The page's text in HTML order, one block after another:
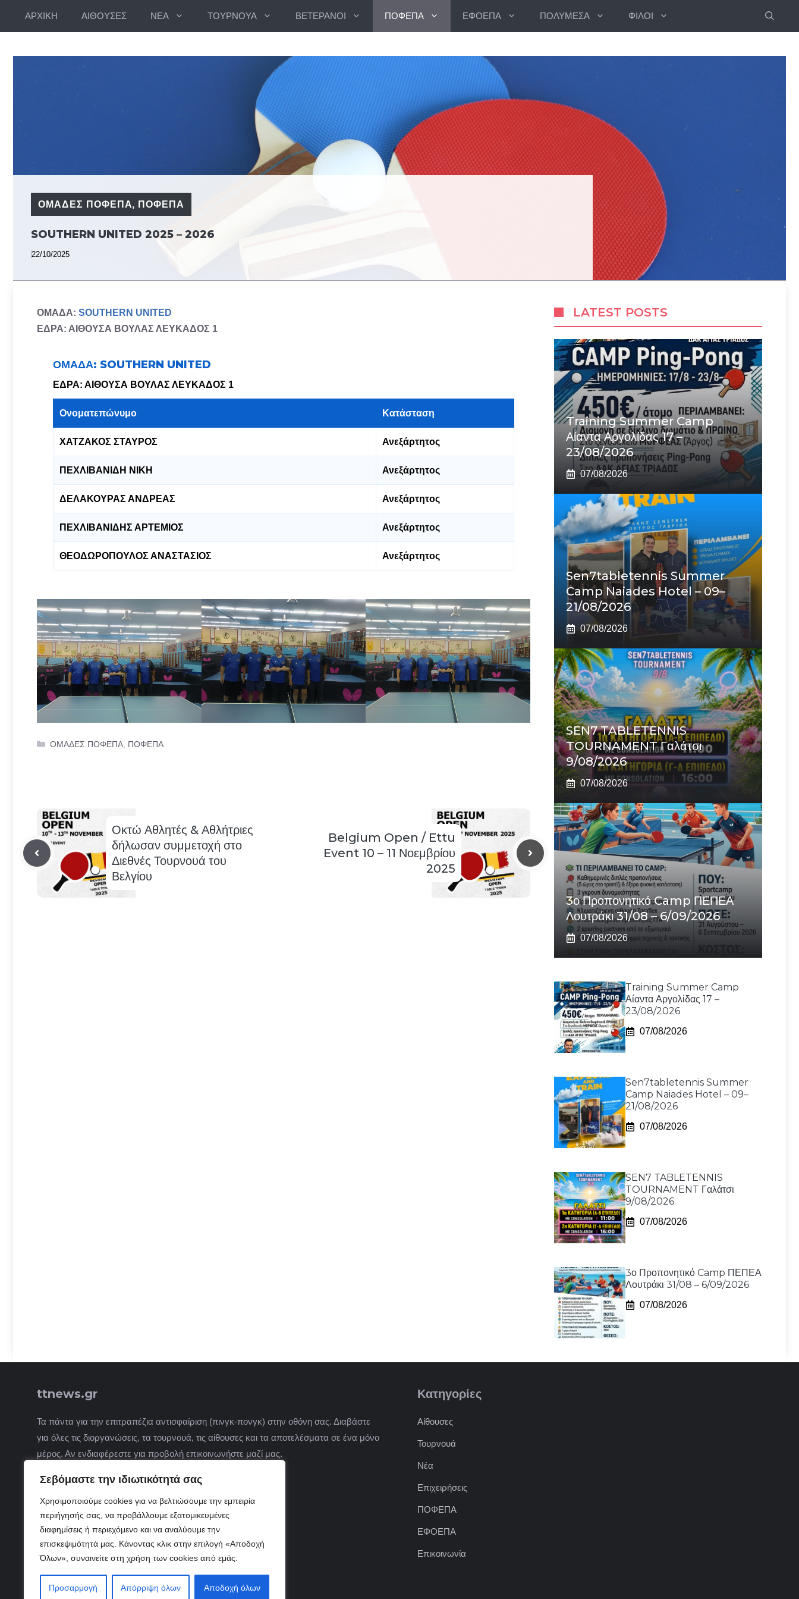
Σεβόμαστε την ιδιωτικότητά σας
Χρησιμοποιούμε cookies για να βελτιώσουμε την εμπειρία
περιήγησής σας, να προβάλλουμε εξατομικευμένες
διαφημίσεις ή περιεχόμενο και να αναλύουμε την
επισκεψιμότητά μας. Κάνοντας κλικ στην επιλογή «Αποδοχή
Όλων», συναινείτε στη χρήση των cookies από εμάς.
Προσαρμογή Απόρριψη όλων Αποδοχή όλων
ΑΡΧΙΚΗ ΑΙΘΟΥΣΕΣ ΝΕΑ ΤΟΥΡΝΟΥΑ ΒΕΤΕΡΑΝΟΙ ΠΟΦΕΠΑ ΕΦΟΕΠΑ ΠΟΛΥΜΕΣΑ ΦΙΛΟΙ
ΟΜΑΔΕΣ ΠΟΦΕΠΑ, ΠΟΦΕΠΑ
SOUTHERN UNITED 2025 – 2026
22/10/2025
ΟΜΑΔΑ: SOUTHERN UNITED
ΕΔΡΑ: ΑΙΘΟΥΣΑ ΒΟΥΛΑΣ ΛΕΥΚΑΔΟΣ 1
ΟΜΑΔΑ: SOUTHERN UNITED
ΕΔΡΑ: ΑΙΘΟΥΣΑ ΒΟΥΛΑΣ ΛΕΥΚΑΔΟΣ 1
Ονοματεπώνυμο Κατάσταση
ΧΑΤΖΑΚΟΣ ΣΤΑΥΡΟΣ Ανεξάρτητος
ΠΕΧΛΙΒΑΝΙΔΗ ΝΙΚΗ Ανεξάρτητος
ΔΕΛΑΚΟΥΡΑΣ ΑΝΔΡΕΑΣ Ανεξάρτητος
ΠΕΧΛΙΒΑΝΙΔΗΣ ΑΡΤΕΜΙΟΣ Ανεξάρτητος
ΘΕΟΔΩΡΟΠΟΥΛΟΣ ΑΝΑΣΤΑΣΙΟΣ Ανεξάρτητος
Categories
ΟΜΑΔΕΣ ΠΟΦΕΠΑ, ΠΟΦΕΠΑ
Οκτώ Αθλητές & Αθλήτριες
δήλωσαν συμμετοχή στο
Διεθνές Τουρνουά του
Βελγίου
Belgium Open / Ettu
Event 10 – 11 Νοεμβρίου
2025
LATEST POSTS
Training Summer Camp
Αίαντα Αργολίδας 17 –
23/08/2026
07/08/2026
Sen7tabletennis Summer
Camp Naiades Hotel – 09–
21/08/2026
07/08/2026
SEN7 TABLETENNIS
TOURNAMENT Γαλάτσι
9/08/2026
07/08/2026
3ο Προπονητικό Camp ΠΕΠΕΑ
Λουτράκι 31/08 – 6/09/2026
07/08/2026
Training Summer Camp
Αίαντα Αργολίδας 17 –
23/08/2026
07/08/2026
Sen7tabletennis Summer
Camp Naiades Hotel – 09–
21/08/2026
07/08/2026
SEN7 TABLETENNIS
TOURNAMENT Γαλάτσι
9/08/2026
07/08/2026
3ο Προπονητικό Camp ΠΕΠΕΑ
Λουτράκι 31/08 – 6/09/2026
07/08/2026
ttnews.gr
Τα πάντα για την επιτραπέζια αντισφαίριση (πινγκ-πονγκ) στην οθόνη σας. Διαβάστε
για όλες τις διοργανώσεις, τα τουρνουά, τις αίθουσες και τα αποτελέσματα σε ένα μόνο
μέρος. Αν ενδιαφέρεστε για προβολή επικοινωνήστε μαζί μας.
Κατηγορίες
Αίθουσες
Τουρνουά
Νέα
Επιχειρήσεις
ΠΟΦΕΠΑ
ΕΦΟΕΠΑ
Επικοινωνία